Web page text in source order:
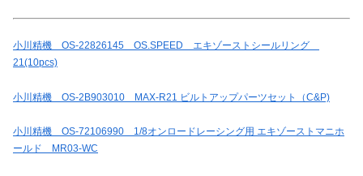
小川精機 OS-22826145 OS.SPEED エキゾーストシールリング
21(10pcs)
小川精機 OS-2B903010 MAX-R21 ビルトアップパーツセット（C&P)
小川精機 OS-72106990 1/8オンロードレーシング用 エキゾーストマニホ
ールド MR03-WC